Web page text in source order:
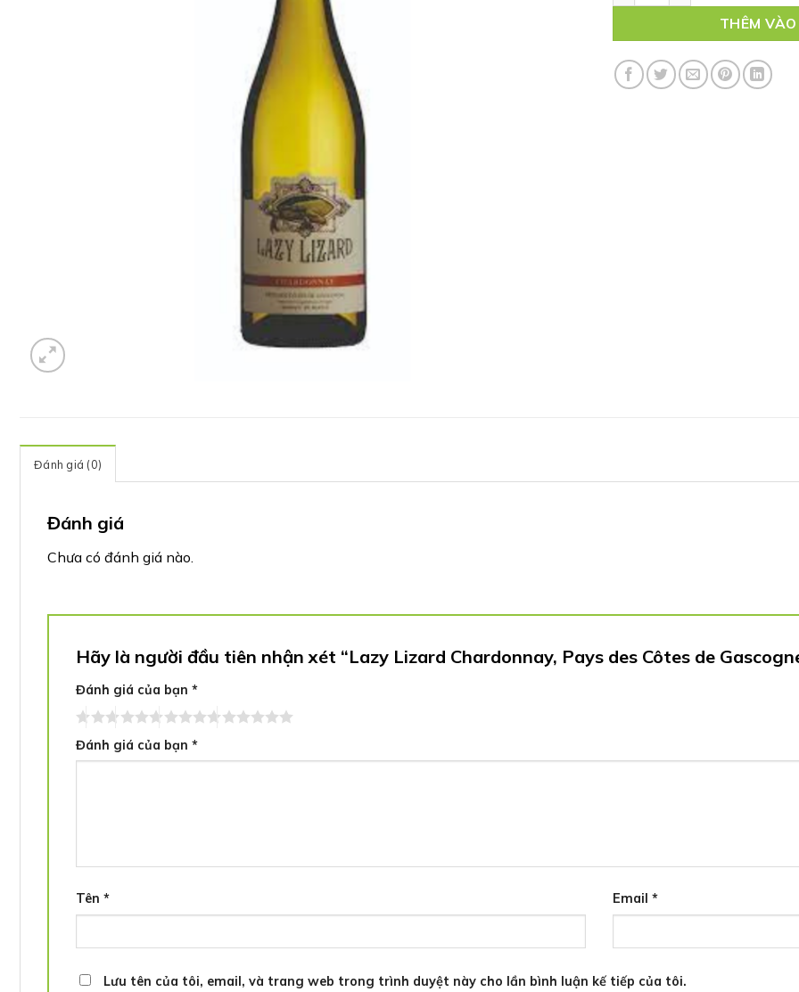
THÊM
Đánh giá (0)
Đánh giá
Chưa có đánh giá nào.
Hãy là người đầu tiên nhận xét “Lazy Lizard Chardonnay, Pays des Côtes de
Đánh giá của bạn *
Đánh giá của bạn *
Tên * Email *
Lưu tên của tôi, email, và trang web trong trình duyệt này cho lần bình luận kế tiếp của tôi.